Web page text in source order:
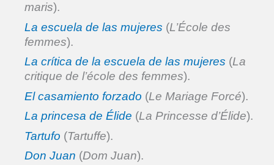
maris).
La escuela de las mujeres (L’École des
femmes).
La crítica de la escuela de las mujeres (La
critique de l’école des femmes).
El casamiento forzado (Le Mariage Forcé).
La princesa de Élide (La Princesse d’Élide).
Tartufo (Tartuffe).
Don Juan (Dom Juan).